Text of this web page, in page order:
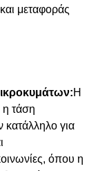
μεταφοράς
Η
η τάση
για
όπου η